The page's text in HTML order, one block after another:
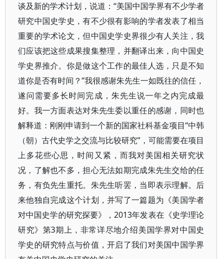
谈及新的学术计划，说道：“美国中国学界有不少学者
研究中国史学史，有不少很有影响的学者发表了相当
重要的学术论文，但中国史学史界很少有人关注，我
们应该把这些成果搜集整理，并翻译出来，向中国史
学史界推介。你是做这个工作的最佳人选，只是不知
道你是否有时间？”我很感谢朱先生一如既往的信任，
遂问需要多长时间完成，朱先生说一年之内完成最
好。我一方面表达对朱先生委以重任的感谢，同时也
解释道：刚刚申请到一个新的国家社科基金项目“中韩
（朝）古代史学之交流与比较研究”，可能需要在项目
上多花些心思，时间又紧，而我对美国相关研究状
况，了解也不多，担心无法如期完成朱先生交给的任
务，有负先生重托。朱先生听罢，当即表示理解。后
来他独自完成这个计划，并写了一篇题为《美国学者
对中国史学的研究探要》，2013年发表在《史学理论
研究》第3期上，非常详尽地介绍美国学界对中国史
学史的研究特点与价值，开启了我们对美国中国学界